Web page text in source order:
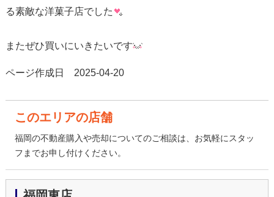
る素敵な洋菓子店でした
またぜひ買いにいきたいです
ページ作成日 2025-04-20
このエリアの店舗
福岡の不動産購入や売却についてのご相談は、お気軽にスタッ
フまでお申し付けください。